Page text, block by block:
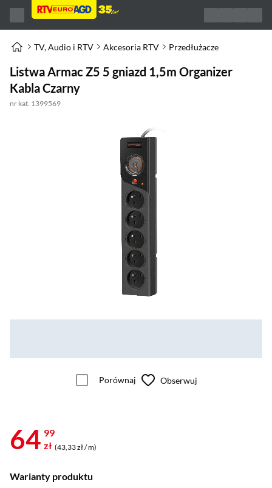
TV, Audio i RTV Akcesoria RTV Przedłużacze
Listwa Armac Z5 5 gniazd 1,5m Organizer
Kabla Czarny
nr kat. 1399569
Porównaj Obserwuj
64 99
zł (43,33 zł / m)
Warianty produktu